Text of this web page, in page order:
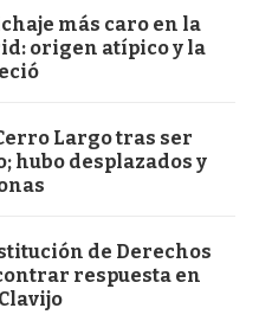
más caro en la
origen atípico y la
Largo tras ser
hubo desplazados y
de Derechos
respuesta en